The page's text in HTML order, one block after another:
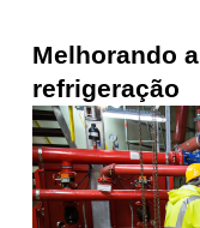
Melhorando
refrigeração